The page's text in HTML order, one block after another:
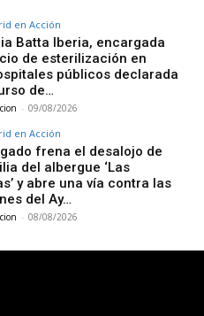
en Acción
Batta Iberia, encargada
de esterilización en
públicos declarada
de…
- 09/08/2026
en Acción
frena el desalojo de
del albergue ‘Las
y abre una vía contra las
del Ay…
- 08/08/2026